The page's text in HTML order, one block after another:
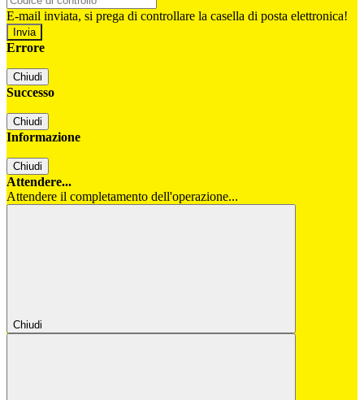
E-mail inviata, si prega di controllare la casella di posta elettronica!
Errore
Chiudi
Successo
Chiudi
Informazione
Chiudi
Attendere...
Attendere il completamento dell'operazione...
Chiudi